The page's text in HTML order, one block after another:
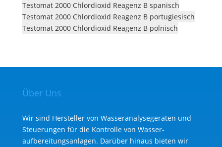
Testomat 2000 Chlordioxid Reagenz B spanisch
Testomat 2000 Chlordioxid Reagenz B portugiesisch
Testomat 2000 Chlordioxid Reagenz B polnisch
Über Uns
Wir sind Hersteller von Wasseranalysegeräten und
Steuerungen für die Kontrolle von Wasser­
aufbereitungs­anlagen. Darüber hinaus bieten wir